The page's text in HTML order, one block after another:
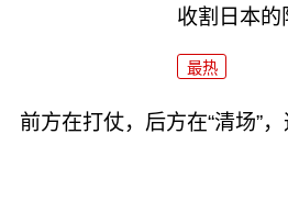
收割日本的
最热
前方在打仗，后方在“清场”，